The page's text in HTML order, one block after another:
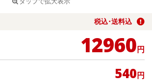
税込･送料込
12960円
540円